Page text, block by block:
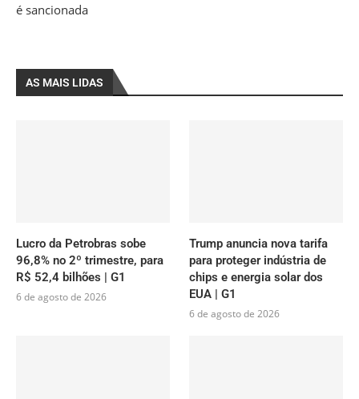
é sancionada
AS MAIS LIDAS
Lucro da Petrobras sobe
96,8% no 2º trimestre, para
R$ 52,4 bilhões | G1
6 de agosto de 2026
Trump anuncia nova tarifa
para proteger indústria de
chips e energia solar dos
EUA | G1
6 de agosto de 2026